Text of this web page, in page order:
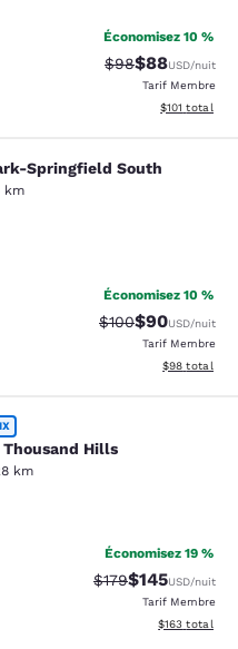
Économisez 10 %
Tarif barré :
$98Tarif réduit :
$88USD/nuit
Tarif Membre
Afficher les
$101 total
South
Springfield South
km
commentaires
Économisez 10 %
Tarif barré :
$100Tarif réduit :
$90USD/nuit
Tarif Membre
Afficher les
$98 total
Hills
Hills
km
3370 commentaires
Économisez 19 %
Tarif barré :
$179Tarif réduit :
$145USD/nuit
Tarif Membre
Afficher les
$163 total